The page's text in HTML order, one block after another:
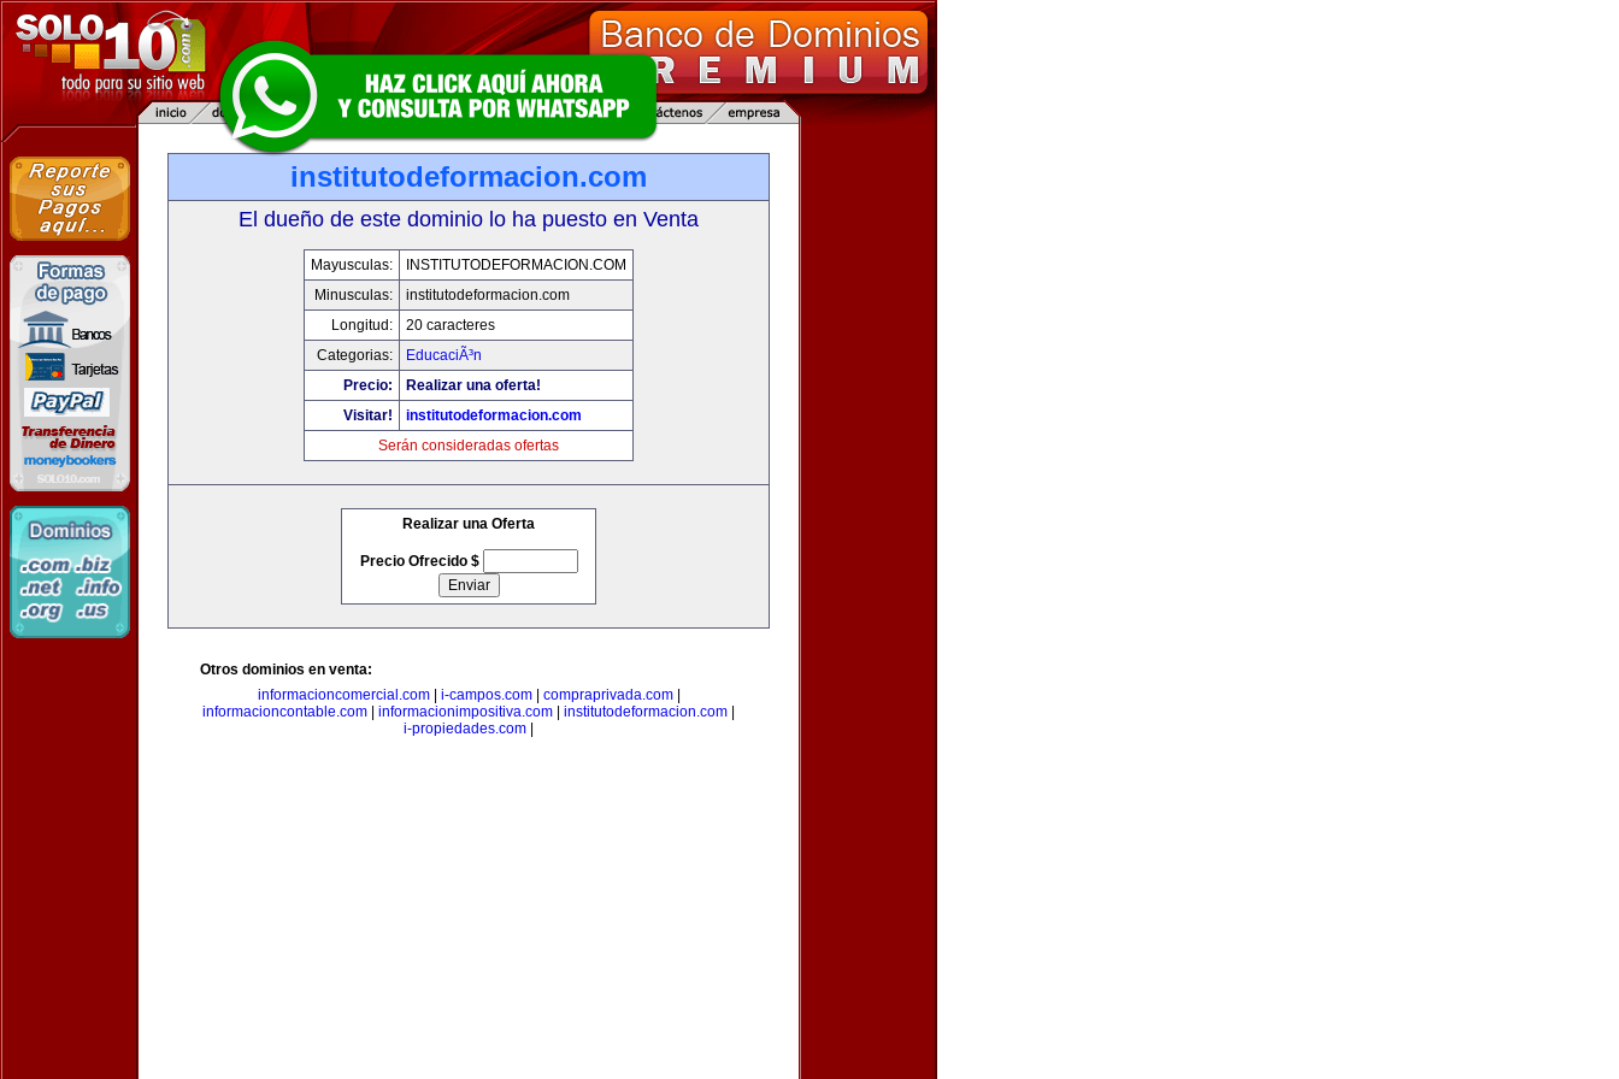
institutodeformacion.com
El dueño de este dominio lo ha puesto en Venta
Mayusculas:
INSTITUTODEFORMACION.COM
Minusculas:
institutodeformacion.com
Longitud:
20 caracteres
Categorias:
EducaciÃ³n
Precio:
Realizar una oferta!
Visitar!
institutodeformacion.com
Serán consideradas ofertas
Realizar una Oferta
Precio Ofrecido $
Otros dominios en venta:
informacioncomercial.com| i-campos.com| compraprivada.com|
informacioncontable.com
informacionimpositiva.com institutodeformacion.com
i-propiedades.com